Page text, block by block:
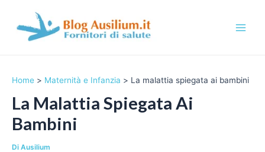
contenuto
i
Home Maternità e Infanzia La malattia spiegata ai bambini
La Malattia Spiegata Ai
Bambini
Di Ausilium